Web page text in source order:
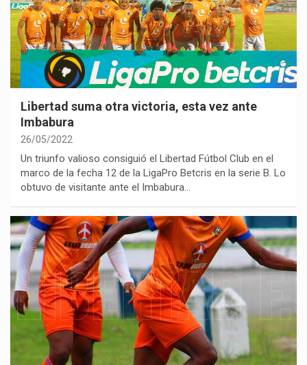
Libertad suma otra victoria, esta vez ante
Imbabura
26/05/2022
Un triunfo valioso consiguió el Libertad Fútbol Club en el
marco de la fecha 12 de la LigaPro Betcris en la serie B. Lo
obtuvo de visitante ante el Imbabura…